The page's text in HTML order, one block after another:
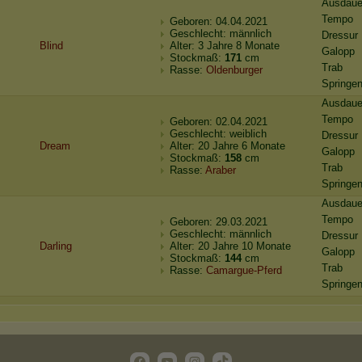
Blind
Geboren: 04.04.2021
Geschlecht: männlich
Alter: 3 Jahre 8 Monate
Stockmaß: 171 cm
Rasse: Oldenburger
Tempo
Dressur
Galopp
Trab
Springen
Dream
Geboren: 02.04.2021
Geschlecht: weiblich
Alter: 20 Jahre 6 Monate
Stockmaß: 158 cm
Rasse: Araber
Tempo
Dressur
Galopp
Trab
Springen
Darling
Geboren: 29.03.2021
Geschlecht: männlich
Alter: 20 Jahre 10 Monate
Stockmaß: 144 cm
Rasse: Camargue-Pferd
Tempo
Dressur
Galopp
Trab
Springen